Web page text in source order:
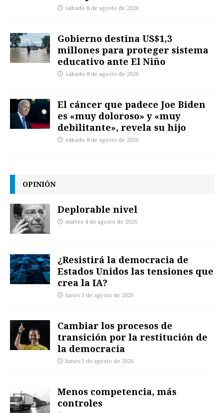
sábado 8 de agosto de 2026
Gobierno destina US$1,3
millones para proteger sistema
educativo ante El Niño
sábado 8 de agosto de 2026
El cáncer que padece Joe Biden
es «muy doloroso» y «muy
debilitante», revela su hijo
sábado 8 de agosto de 2026
OPINIÓN
Deplorable nivel
martes 4 de agosto de 2026
¿Resistirá la democracia de
Estados Unidos las tensiones que
crea la IA?
lunes 3 de agosto de 2026
Cambiar los procesos de
transición por la restitución de
la democracia
lunes 3 de agosto de 2026
Menos competencia, más
controles